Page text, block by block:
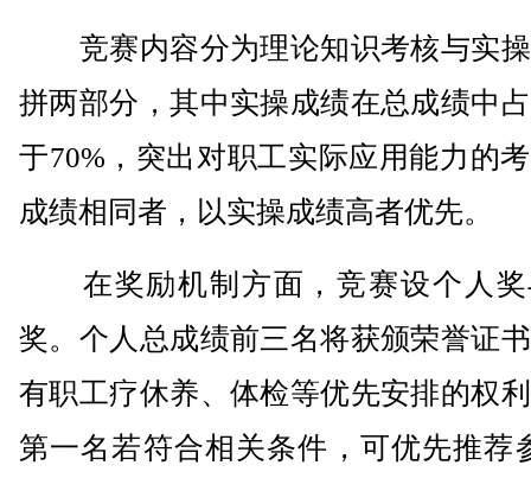
竞赛内容分为理论知识考核与实
拼两部分，其中实操成绩在总成绩中
于70%，突出对职工实际应用能力的
成绩相同者，以实操成绩高者优先。
在奖励机制方面，竞赛设个人奖
奖。个人总成绩前三名将获颁荣誉证
有职工疗休养、体检等优先安排的权
第一名若符合相关条件，可优先推荐